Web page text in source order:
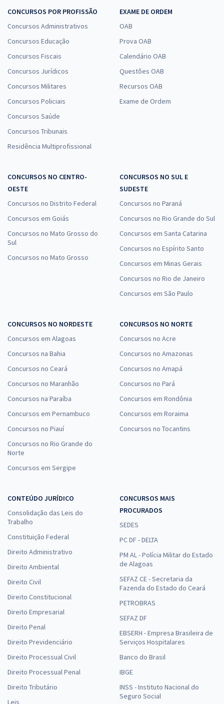
CONCURSOS POR PROFISSÃO
Concursos Administrativos
Concursos Educação
Concursos Fiscais
Concursos Jurídicos
Concursos Militares
Concursos Policiais
Concursos Saúde
Concursos Tribunais
Residência Multiprofissional
EXAME DE ORDEM
OAB
Prova OAB
Calendário OAB
Questões OAB
Recursos OAB
Exame de Ordem
CONCURSOS NO CENTRO-
OESTE
Concursos no Distrito Federal
Concursos em Goiás
Concursos no Mato Grosso do
Sul
Concursos no Mato Grosso
CONCURSOS NO SUL E
SUDESTE
Concursos no Paraná
Concursos no Rio Grande do Sul
Concursos em Santa Catarina
Concursos no Espírito Santo
Concursos em Minas Gerais
Concursos no Rio de Janeiro
Concursos em São Paulo
CONCURSOS NO NORDESTE
Concursos em Alagoas
Concursos na Bahia
Concursos no Ceará
Concursos no Maranhão
Concursos na Paraíba
Concursos em Pernambuco
Concursos no Piauí
Concursos no Rio Grande do
Norte
Concursos em Sergipe
CONCURSOS NO NORTE
Concursos no Acre
Concursos no Amazonas
Concursos no Amapá
Concursos no Pará
Concursos em Rondônia
Concursos em Roraima
Concursos no Tocantins
CONTEÚDO JURÍDICO
Consolidação das Leis do
Trabalho
Constituição Federal
Direito Administrativo
Direito Ambiental
Direito Civil
Direito Constitucional
Direito Empresarial
Direito Penal
Direito Previdenciário
Direito Processual Civil
Direito Processual Penal
Direito Tributário
Leis
CONCURSOS MAIS
PROCURADOS
SEDES
PC DF - DELTA
PM AL - Polícia Militar do Estado
de Alagoas
SEFAZ CE - Secretaria da
Fazenda do Estado do Ceará
PETROBRAS
SEFAZ DF
EBSERH - Empresa Brasileira de
Serviços Hospitalares
Banco do Brasil
IBGE
INSS - Instituto Nacional do
Seguro Social